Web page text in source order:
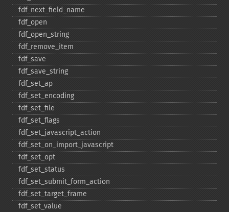
fdf_​next_​field_​name
fdf_​open
fdf_​open_​string
fdf_​remove_​item
fdf_​save
fdf_​save_​string
fdf_​set_​ap
fdf_​set_​encoding
fdf_​set_​file
fdf_​set_​flags
fdf_​set_​javascript_​action
fdf_​set_​on_​import_​javascript
fdf_​set_​opt
fdf_​set_​status
fdf_​set_​submit_​form_​action
fdf_​set_​target_​frame
fdf_​set_​value